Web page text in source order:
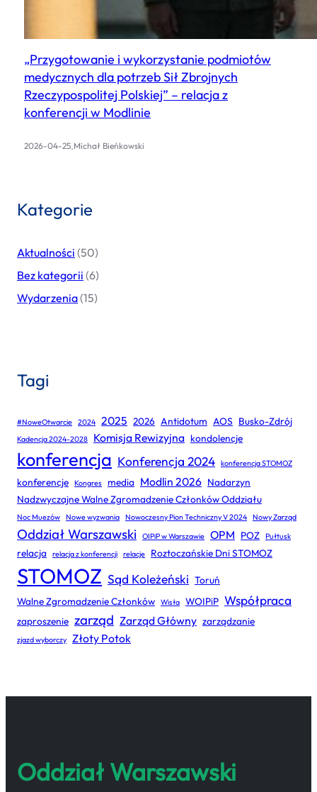
„Przygotowanie i wykorzystanie podmiotów
medycznych dla potrzeb Sił Zbrojnych
Rzeczypospolitej Polskiej” – relacja z
konferencji w Modlinie
2026-04-25.Michał Bieńkowski
Kategorie
Aktualności (50)
Bez kategorii (6)
Wydarzenia(15)
Tagi
#NoweOtwarcie 2024 2025 2026 Antidotum AOS Busko-Zdrój
Kadencja 2024-2028 Komisja Rewizyjna kondolencje
konferencja Konferencja 2024 konferencja STOMOZ
konferencje Kongres media Modlin 2026 Nadarzyn
Nadzwyczajne Walne Zgromadzenie Członków Oddziału
Noc Muezów Nowe wyzwania Nowoczesny Pion Techniczny V 2024 Nowy Zarząd
Oddział Warszawski OIPiP w Warszawie OPM POZ Pułtusk
relacja relacja z konferencji relacje Roztoczańskie Dni STOMOZ
STOMOZ Sąd Koleżeński Toruń
Walne Zgromadzenie Członków Wisła WOIPiP Współpraca
zaproszenie zarząd Zarząd Główny zarządzanie
zjazd wyborczy Złoty Potok
Oddział Warszawski